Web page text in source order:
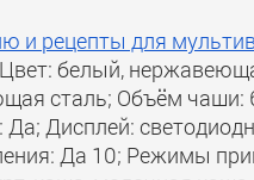
и рецепты для
белый,
сталь; Объём чаши:
Дисплей:
Да 10; Режимы